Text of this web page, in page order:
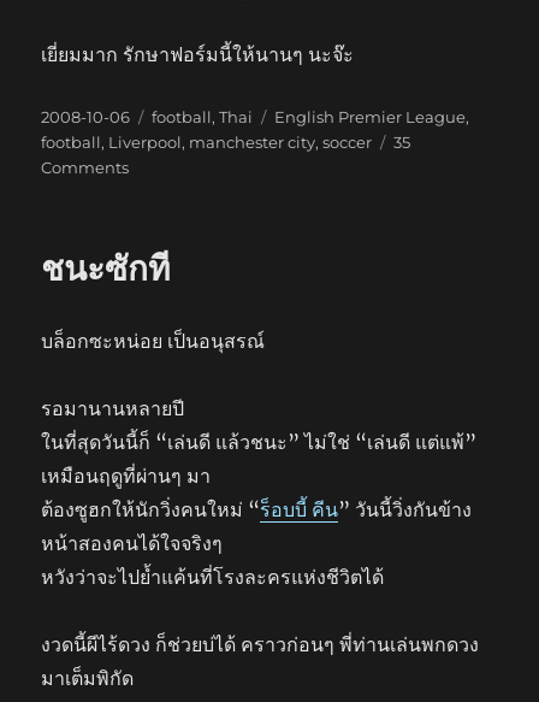
เยี่ยมมาก รักษาฟอร์มนี้ให้นานๆ นะจ๊ะ
Posted
on
2008-10-06 Categories
football,Thai Tags
English Premier League,
football, Liverpool, manchester city,soccer
35
Commentson
ชนะซักที
บล็อกซะหน่อย เป็นอนุสรณ์
รอมานานหลายปี
ในที่สุดวันนี้ก็ “เล่นดี แล้วชนะ” ไม่ใช่ “เล่นดี แต่แพ้”
เหมือนฤดูที่ผ่านๆ มา
ต้องซูฮกให้นักวิ่งคนใหม่ “ร็อบบี้ คีน” วันนี้วิ่งกันข้าง
หน้าสองคนได้ใจจริงๆ
หวังว่าจะไปย้ำแค้นที่โรงละครแห่งชีวิตได้
งวดนี้ผีไร้ดวง ก็ช่วยบ่ได้ คราวก่อนๆ พี่ท่านเล่นพกดวง
มาเต็มพิกัด